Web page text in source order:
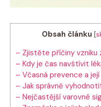
Obsah článku [
– Zjistěte příčiny vzniku
– Kdy je čas navštívit
– Včasná prevence a
– Jak správně
– Nejčastější varovné